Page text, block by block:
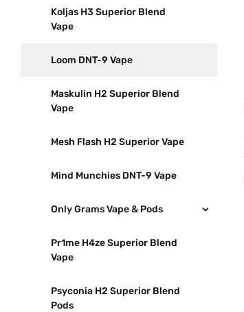
Koljas H3 Superior Blend
Vape
Loom DNT-9 Vape
Maskulin H2 Superior Blend
Vape
Mesh Flash H2 Superior Vape
Mind Munchies DNT-9 Vape
Only Grams Vape & Pods
Pr1me H4ze Superior Blend
Vape
Psyconia H2 Superior Blend
Pods